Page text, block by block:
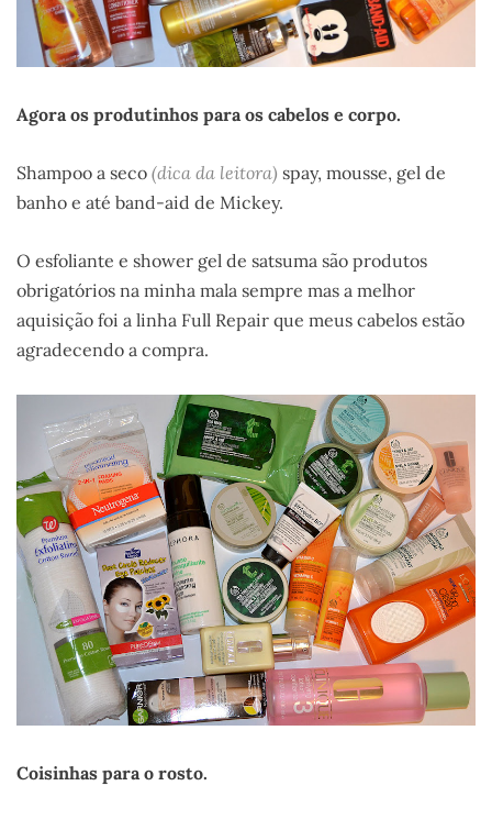
Agora os produtinhos para os cabelos e corpo.
Shampoo a seco (dica da leitora) spay, mousse, gel de
banho e até band-aid de Mickey.
O esfoliante e shower gel de satsuma são produtos
obrigatórios na minha mala sempre mas a melhor
aquisição foi a linha Full Repair que meus cabelos estão
agradecendo a compra.
Coisinhas para o rosto.